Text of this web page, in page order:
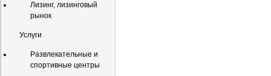
Лизинг, лизинговый
рынок
Услуги
Развлекательные и
спортивные центры